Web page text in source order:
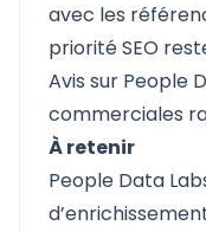
avec les
priorité SEO
Avis sur People
commerciales
À retenir
People Data